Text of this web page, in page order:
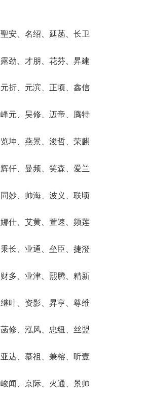
安、名绍、延菡、长卫
劲、才朋、花芬、昇建
折、元滨、正顷、鑫信
元、昊修、迈帝、腾特
坤、燕景、浚哲、荣麒
仟、曼频、笑森、爱兰
妙、帅海、波义、联顷
仕、艾黄、萱速、频莲
长、业通、垒臣、捷澄
多、业津、熙腾、精新
叶、资影、昇亨、尊维
修、泓风、忠纽、丝盟
达、慕祖、兼榕、听壹
闻、京际、火通、景帅